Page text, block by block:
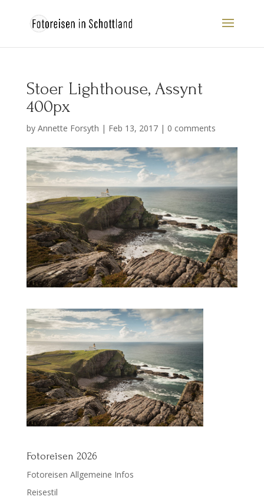
Stoer Lighthouse, Assynt
400px
by Annette Forsyth | Feb 13, 2017| 0 comments
Fotoreisen 2026
Fotoreisen Allgemeine Infos
Reisestil